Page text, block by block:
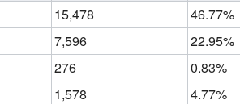
15,478
46.77%
7,596
22.95%
276
0.83%
1,578
4.77%